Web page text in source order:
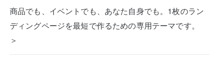
商品でも、イベントでも、あなた自身でも。1枚のラン
ディングページを最短で作るための専用テーマです。
＞